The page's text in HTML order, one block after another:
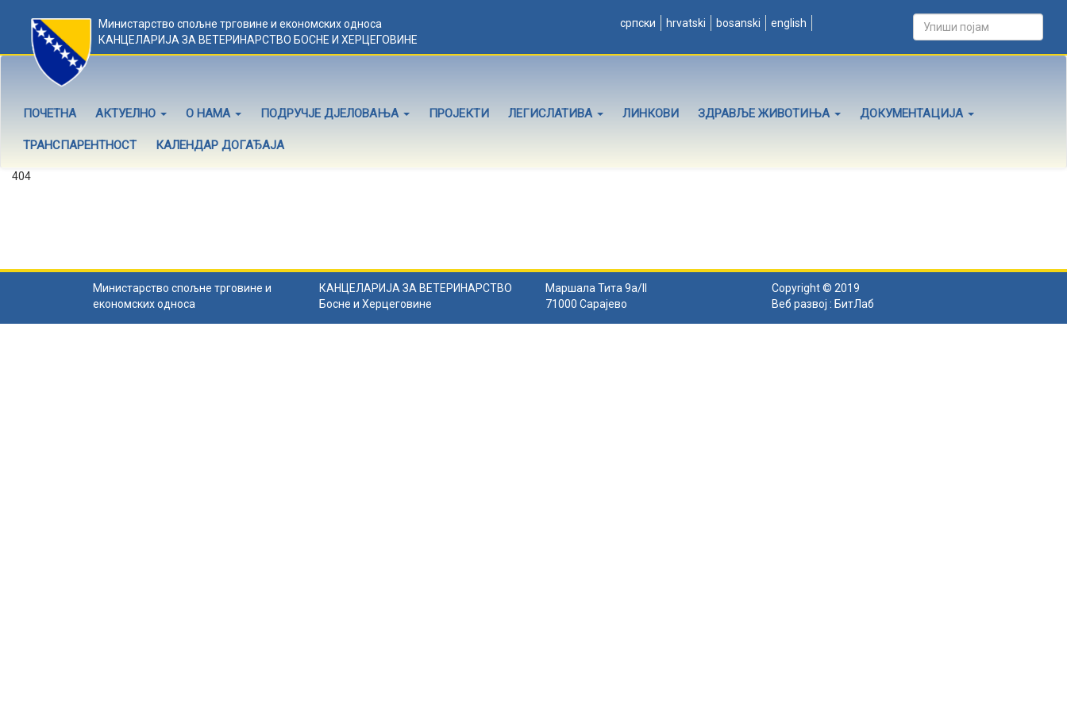
Министарство спољне трговине и економских односа
КАНЦЕЛАРИЈА ЗА ВЕТЕРИНАРСТВО БОСНЕ И ХЕРЦЕГОВИНЕ
српски hrvatski bosanski english
ПОЧЕТНА АКТУЕЛНО О НАМА ПОДРУЧЈЕ ДЈЕЛОВАЊА ПРОЈЕКТИ ЛЕГИСЛАТИВА ЛИНКОВИ ЗДРАВЉЕ ЖИВОТИЊА ДОКУМЕНТАЦИЈА
ТРАНСПАРЕНТНОСТ КАЛЕНДАР ДОГАЂАЈА
404
Министарство спољне трговине и
економских односа
КАНЦЕЛАРИЈА ЗА ВЕТЕРИНАРСТВО
Босне и Херцеговине
Маршала Тита 9а/II
71000 Сарајево
Copyright © 2019
Веб развој : БитЛаб